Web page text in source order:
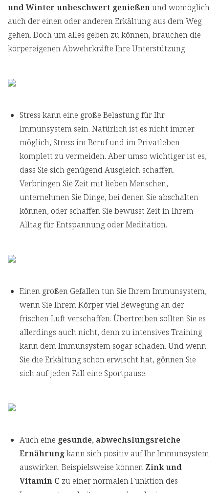
und Winter unbeschwert genießenund womöglich
auch der einen oder anderen Erkältung aus dem Weg
gehen. Doch um alles geben zu können, brauchen die
körpereigenen Abwehrkräfte Ihre Unterstützung.
Stress kann eine große Belastung für Ihr
Immunsystem sein. Natürlich ist es nicht immer
möglich, Stress im Beruf und im Privatleben
komplett zu vermeiden. Aber umso wichtiger ist es,
dass Sie sich genügend Ausgleich schaffen.
Verbringen Sie Zeit mit lieben Menschen,
unternehmen Sie Dinge, bei denen Sie abschalten
können, oder schaffen Sie bewusst Zeit in Ihrem
Alltag für Entspannung oder Meditation.
Einen großen Gefallen tun Sie Ihrem Immunsystem,
wenn Sie Ihrem Körper viel Bewegung an der
frischen Luft verschaffen. Übertreiben sollten Sie es
allerdings auch nicht, denn zu intensives Training
kann dem Immunsystem sogar schaden. Und wenn
Sie die Erkältung schon erwischt hat, gönnen Sie
sich auf jeden Fall eine Sportpause.
Auch eine gesunde, abwechslungsreiche
Ernährungkann sich positiv auf Ihr Immunsystem
auswirken. Beispielsweise können Zink und
Vitamin C zu einer normalen Funktion des